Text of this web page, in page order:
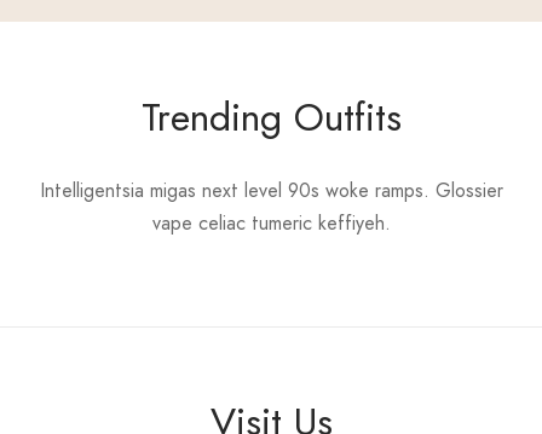
Trending Outfits
Intelligentsia migas next level 90s woke ramps. Glossier
vape celiac tumeric keffiyeh.
Visit Us